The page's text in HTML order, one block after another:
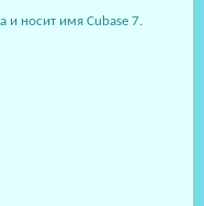
и носит имя Cubase 7.